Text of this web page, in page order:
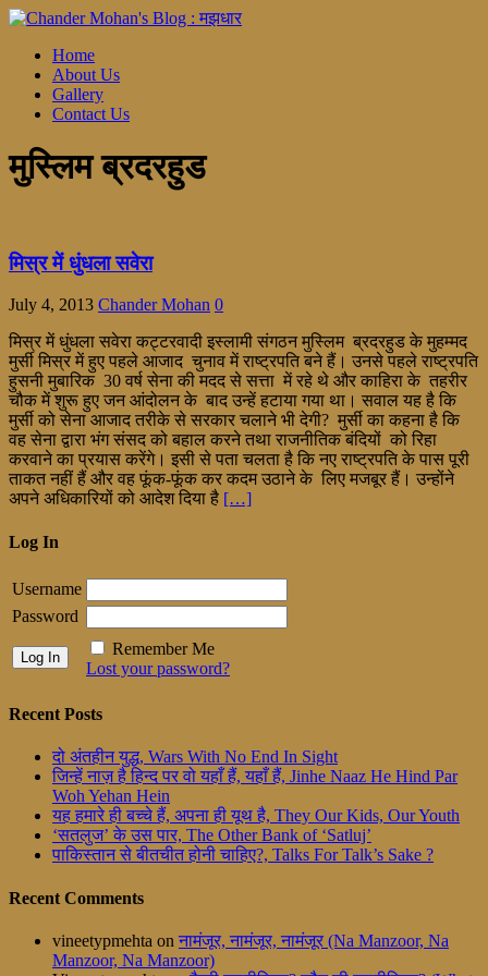
Home
About Us
Gallery
Contact Us
मुस्लिम ब्रदरहुड
मिस्र में धुंधला सवेरा
July 4, 2013 Chander Mohan 0
मिस्र में धुंधला सवेरा कट्टरवादी इस्लामी संगठन मुस्लिम ब्रदरहुड के मुहम्मद
मुर्सी मिस्र में हुए पहले आजाद चुनाव में राष्ट्रपति बने हैं। उनसे पहले राष्ट्रपति
हुसनी मुबारिक 30 वर्ष सेना की मदद से सत्ता में रहे थे और काहिरा के तहरीर
चौक में शुरू हुए जन आंदोलन के बाद उन्हें हटाया गया था। सवाल यह है कि
मुर्सी को सेना आजाद तरीके से सरकार चलाने भी देगी? मुर्सी का कहना है कि
वह सेना द्वारा भंग संसद को बहाल करने तथा राजनीतिक बंदियों को रिहा
करवाने का प्रयास करेंगे। इसी से पता चलता है कि नए राष्ट्रपति के पास पूरी
ताकत नहीं हैं और वह फूंक-फूंक कर कदम उठाने के लिए मजबूर हैं। उन्होंने
अपने अधिकारियों को आदेश दिया है […]
Log In
Username
Password
Remember Me
Lost your password?
Recent Posts
दो अंतहीन युद्ध, Wars With No End In Sight
जिन्हें नाज़ है हिन्द पर वो यहाँ हैं, यहाँ हैं, Jinhe Naaz He Hind Par
Woh Yehan Hein
यह हमारे ही बच्चे हैं, अपना ही यूथ है, They Our Kids, Our Youth
‘सतलुज’ के उस पार, The Other Bank of ‘Satluj’
पाकिस्तान से बीतचीत होनी चाहिए?, Talks For Talk’s Sake ?
Recent Comments
vineetypmehta on नामंजूर, नामंजूर, नामंजूर (Na Manzoor, Na
Manzoor, Na Manzoor)